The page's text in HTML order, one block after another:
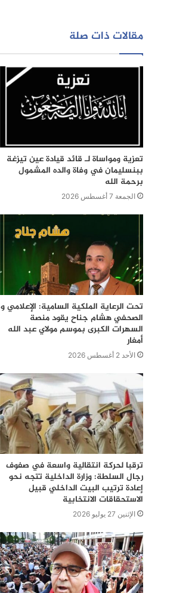
مقالات ذات صلة
تعزية ومواساة لـ قائد قيادة عين تيزغة
ببنسليمان في وفاة والده المشمول
برحمة الله
الجمعة 7 أغسطس 2026
تحت الرعاية الملكية السامية: الإعلامي و
الصحفي هشام جناح يقود منصة
السهرات الكبرى بموسم مولاي عبد الله
أمغار
الأحد 2 أغسطس 2026
ترقبا لحركة انتقالية واسعة في صفوف
رجال السلطة: وزارة الداخلية تتجه نحو
إعادة ترتيب البيت الداخلي قبيل
الاستحقاقات الانتخابية
الإثنين 27 يوليو 2026